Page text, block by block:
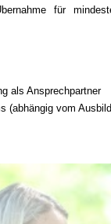
für
als Ansprechpartner
(abhängig vom